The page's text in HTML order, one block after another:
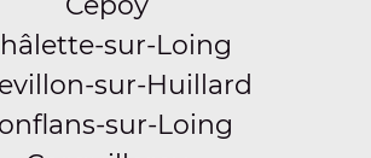
sur-Loing
sur-Huillard
sur-Loing